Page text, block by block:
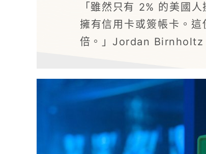
「雖然只有 2% 的美國
擁有信用卡或簽帳卡。
倍。」Jordan Birnholtz